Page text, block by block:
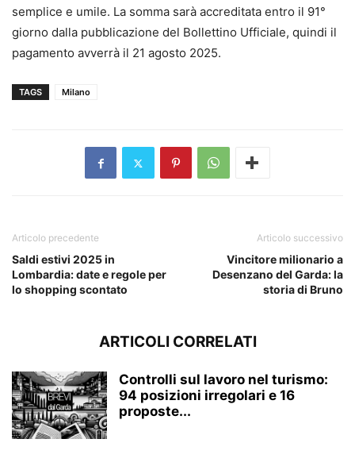
semplice e umile. La somma sarà accreditata entro il 91°
giorno dalla pubblicazione del Bollettino Ufficiale, quindi il
pagamento avverrà il 21 agosto 2025.
TAGS Milano
Articolo precedente
Saldi estivi 2025 in
Lombardia: date e regole per
lo shopping scontato
Articolo successivo
Vincitore milionario a
Desenzano del Garda: la
storia di Bruno
ARTICOLI CORRELATI
Controlli sul lavoro nel turismo:
94 posizioni irregolari e 16
proposte...